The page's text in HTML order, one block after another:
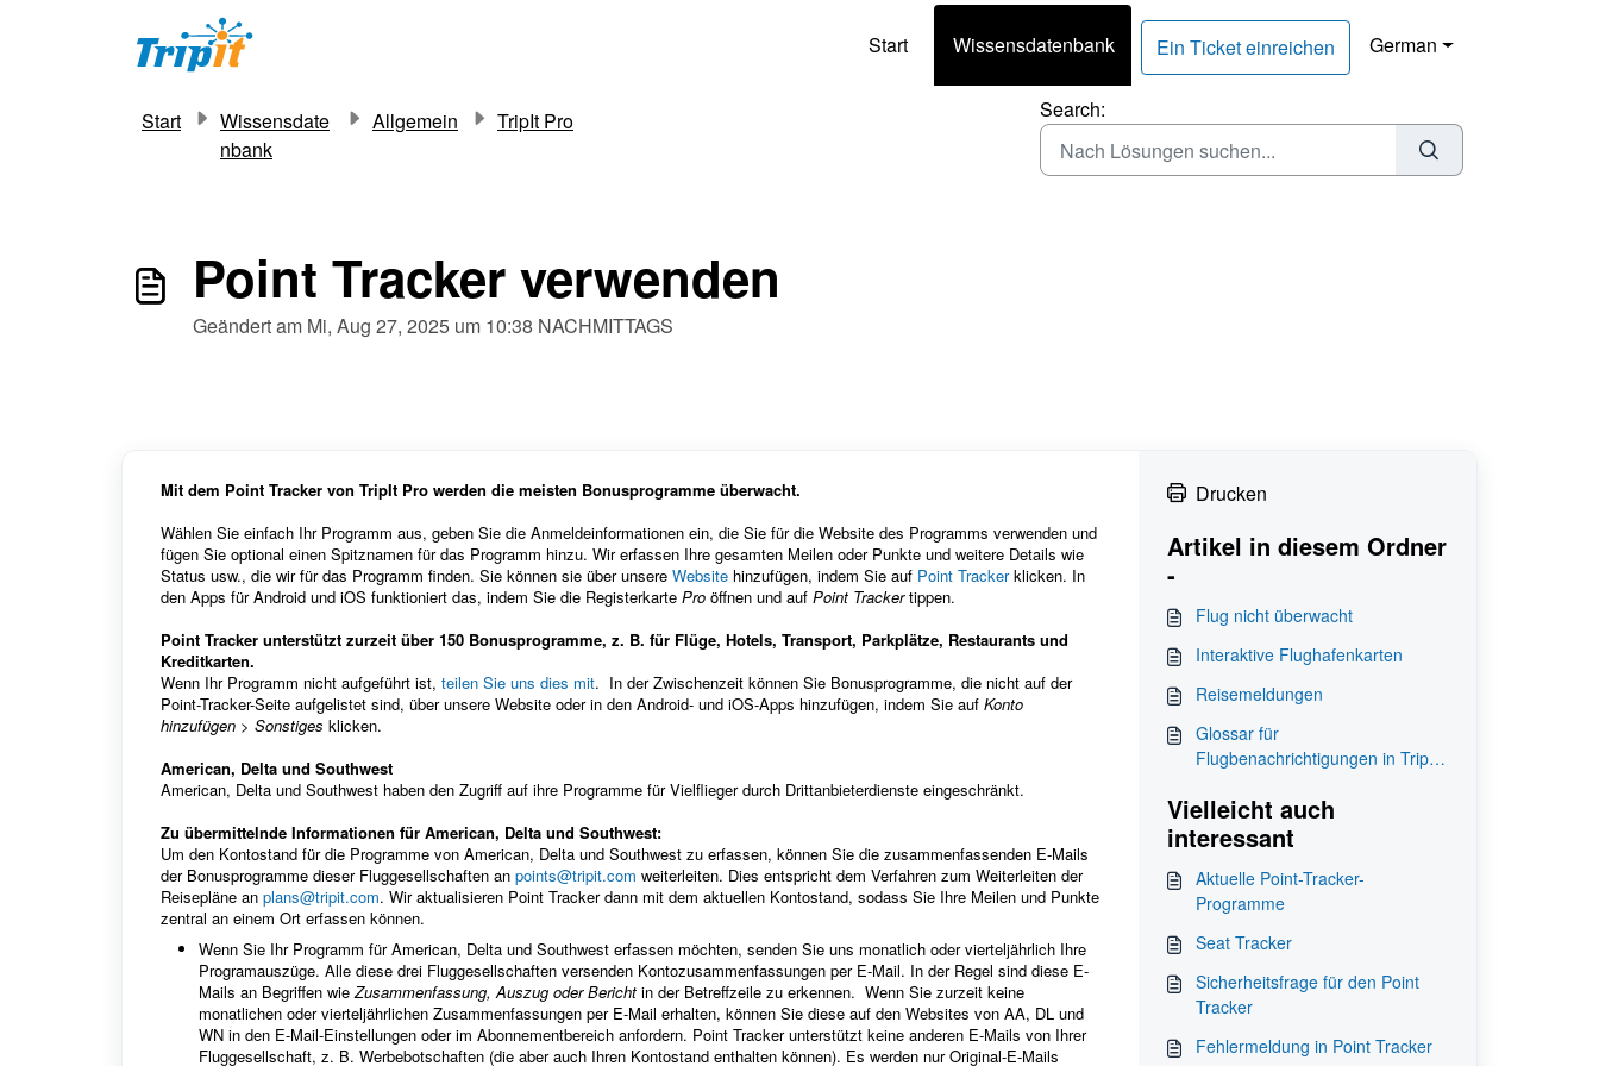
Zum hauptsächlichen Inhalt gehen
Start
Wissensdatenbank Ein Ticket einreichen German
Start
Wissensdate
nbank
Allgemein TripIt Pro Search:
Point Tracker verwenden
Geändert am Mi, Aug 27, 2025 um 10:38 NACHMITTAGS
Mit dem Point Tracker von TripIt Pro werden die meisten Bonusprogramme überwacht.
Wählen Sie einfach Ihr Programm aus, geben Sie die Anmeldeinformationen ein, die Sie für die Website des Programms verwenden und
fügen Sie optional einen Spitznamen für das Programm hinzu. Wir erfassen Ihre gesamten Meilen oder Punkte und weitere Details wie
Status usw., die wir für das Programm finden. Sie können sie über unsere Website hinzufügen, indem Sie auf Point Trackerklicken. In
den Apps für Android und iOS funktioniert das, indem Sie die Registerkarte Pro öffnen und auf Point Trackertippen.
Point Tracker unterstützt zurzeit über 150 Bonusprogramme, z. B. für Flüge, Hotels, Transport, Parkplätze, Restaurants und
Kreditkarten.
Wenn Ihr Programm nicht aufgeführt ist, teilen Sie uns dies mit. In der Zwischenzeit können Sie Bonusprogramme, die nicht auf der
Point-Tracker-Seite aufgelistet sind, über unsere Website oder in den Android- und iOS-Apps hinzufügen, indem Sie auf Konto
hinzufügen > Sonstiges klicken.
American, Delta und Southwest
American, Delta und Southwest haben den Zugriff auf ihre Programme für Vielflieger durch Drittanbieterdienste eingeschränkt.
Zu übermittelnde Informationen für American, Delta und Southwest:
Um den Kontostand für die Programme von American, Delta und Southwest zu erfassen, können Sie die zusammenfassenden E-Mails
der Bonusprogramme dieser Fluggesellschaften an points@tripit.com weiterleiten. Dies entspricht dem Verfahren zum Weiterleiten der
Reisepläne an plans@tripit.com. Wir aktualisieren Point Tracker dann mit dem aktuellen Kontostand, sodass Sie Ihre Meilen und Punkte
zentral an einem Ort erfassen können.
Wenn Sie Ihr Programm für American, Delta und Southwest erfassen möchten, senden Sie uns monatlich oder vierteljährlich Ihre
Programauszüge. Alle diese drei Fluggesellschaften versenden Kontozusammenfassungen per E-Mail. In der Regel sind diese E-
Mails an Begriffen wieZusammenfassung, Auszug oder Bericht in der Betreffzeile zu erkennen. Wenn Sie zurzeit keine
monatlichen oder vierteljährlichen Zusammenfassungen per E-Mail erhalten, können Sie diese auf den Websites von AA, DL und
WN in den E-Mail-Einstellungen oder im Abonnementbereich anfordern. Point Tracker unterstützt keine anderen E-Mails von Ihrer
Fluggesellschaft, z. B. Werbebotschaften (die aber auch Ihren Kontostand enthalten können). Es werden nur Original-E-Mails
Drucken
Artikel in diesem Ordner
-
Flug nicht überwacht
Interaktive Flughafenkarten
Reisemeldungen
Glossar für
Flugbenachrichtigungen in TripIt
Vielleicht auch
interessant
Aktuelle Point-Tracker-
Programme
Seat Tracker
Sicherheitsfrage für den Point
Tracker
Fehlermeldung in Point Tracker